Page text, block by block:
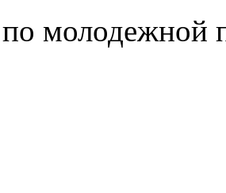
молодежной